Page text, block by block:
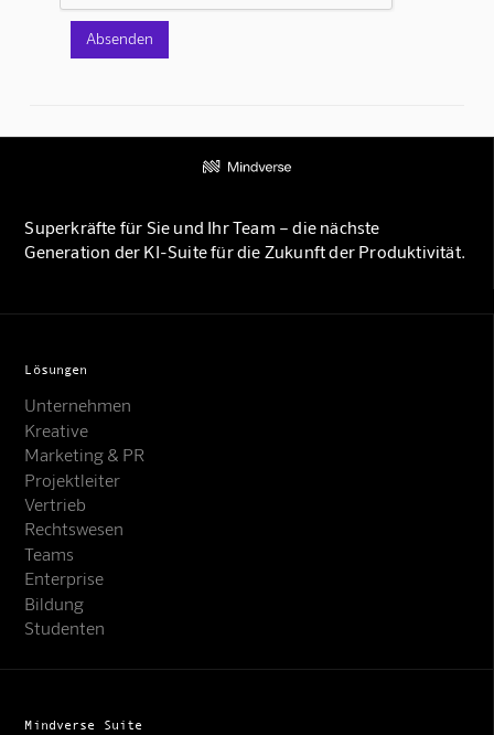
Superkräfte für Sie und Ihr Team – die nächste
Generation der KI-Suite für die Zukunft der Produktivität.
Lösungen
Unternehmen
Kreative
Marketing & PR
Projektleiter
Vertrieb
Rechtswesen
Teams
Enterprise
Bildung
Studenten
Mindverse Suite